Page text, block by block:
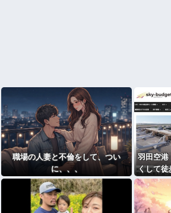
職場の人妻と不倫をして、つい
に、、、
羽田空港
くして徒
→搭乗口